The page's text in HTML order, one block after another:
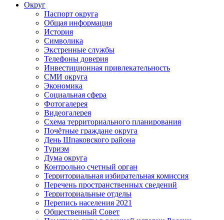
Округ
Паспорт округа
Общая информация
История
Символика
Экстренные службы
Телефоны доверия
Инвестиционная привлекательность
СМИ округа
Экономика
Социальная сфера
Фотогалерея
Видеогалерея
Схема территориального планирования
Почётные граждане округа
День Шпаковского района
Туризм
Дума округа
Контрольно счетный орган
Территориальная избирательная комиссия
Перечень пространственных сведений
Территориальные отделы
Перепись населения 2021
Общественный Совет